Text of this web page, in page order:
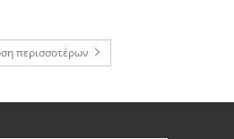
περισσοτέρων